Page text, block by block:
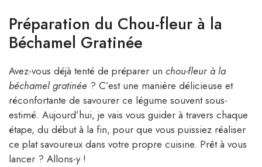
Préparation du Chou-fleur à la
Béchamel Gratinée
Avez-vous déjà tenté de préparer un chou-fleur à la
béchamel gratinée ? C’est une manière délicieuse et
réconfortante de savourer ce légume souvent sous-
estimé. Aujourd’hui, je vais vous guider à travers chaque
étape, du début à la fin, pour que vous puissiez réaliser
ce plat savoureux dans votre propre cuisine. Prêt à vous
lancer ? Allons-y !